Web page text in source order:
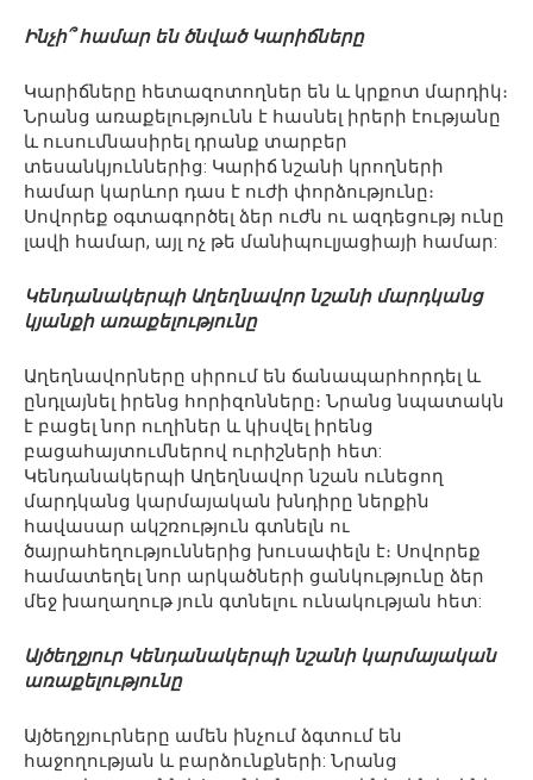
Ինչի՞ համար են ծնված Կարիճները
Կարիճները հետազոտողներ են և կրքոտ մարդիկ։
Նրանց առաքելությունն է հասնել իրերի էությանը
և ուսումնասիրել դրանք տարբեր
տեսանկյուններից: Կարիճ նշանի կրողների
համար կարևոր դաս է ուժի փորձությունը։
Սովորեք օգտագործել ձեր ուժն ու ազդեցությ ունը
լավի համար, այլ ոչ թե մանիպուլյացիայի համար:
Կենդանակերպի Աղեղնավոր նշանի մարդկանց
կյանքի առաքելությունը
Աղեղնավորները սիրում են ճանապարհորդել և
ընդլայնել իրենց հորիզոնները։ Նրանց նպատակն
է բացել նոր ուղիներ և կիսվել իրենց
բացահայտումներով ուրիշների հետ:
Կենդանակերպի Աղեղնավոր նշան ունեցող
մարդկանց կարմայական խնդիրը ներքին
հավասար ակշռություն գտնելն ու
ծայրահեղություններից խուսափելն է։ Սովորեք
համատեղել նոր արկածների ցանկությունը ձեր
մեջ խաղաղութ յուն գտնելու ունակության հետ:
Այծեղջյուր Կենդանակերպի նշանի կարմայական
առաքելությունը
Այծեղջյուրները ամեն ինչում ձգտում են
հաջողության և բարձունքների: Նրանց